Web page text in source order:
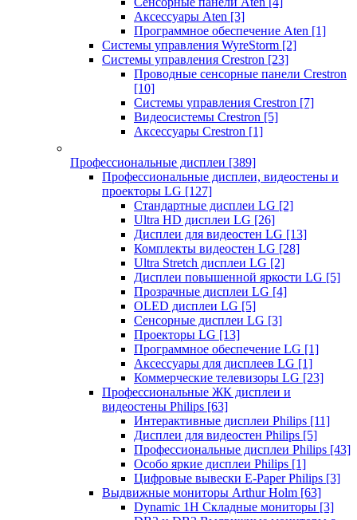
Аксессуары Aten [3]
Программное обеспечение Aten [1]
Системы управления WyreStorm [2]
Системы управления Crestron [23]
Проводные сенсорные панели Crestron
[10]
Системы управления Crestron [7]
Видеосистемы Crestron [5]
Аксессуары Crestron [1]
Профессиональные дисплеи [389]
Профессиональные дисплеи, видеостены и
проекторы LG [127]
Стандартные дисплеи LG [2]
Ultra HD дисплеи LG [26]
Дисплеи для видеостен LG [13]
Комплекты видеостен LG [28]
Ultra Stretch дисплеи LG [2]
Дисплеи повышенной яркости LG [5]
Прозрачные дисплеи LG [4]
OLED дисплеи LG [5]
Сенсорные дисплеи LG [3]
Проекторы LG [13]
Программное обеспечение LG [1]
Аксессуары для дисплеев LG [1]
Коммерческие телевизоры LG [23]
Профессиональные ЖК дисплеи и
видеостены Philips [63]
Интерактивные дисплеи Philips [11]
Дисплеи для видеостен Philips [5]
Профессиональные дисплеи Philips [43]
Особо яркие дисплеи Philips [1]
Цифровые вывески E-Paper Philips [3]
Выдвижные мониторы Arthur Holm [63]
Dynamic 1Н Складные мониторы [3]